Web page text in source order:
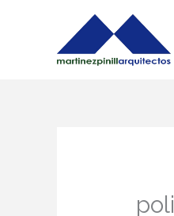
contenido